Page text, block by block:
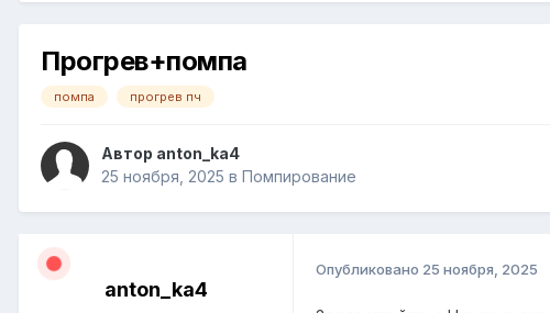
Прогрев+помпа
помпа прогрев пч
Автор anton_ka4
25 ноября, 2025 в Помпирование
anton_ka4
Опубликовано 25 ноября, 2025